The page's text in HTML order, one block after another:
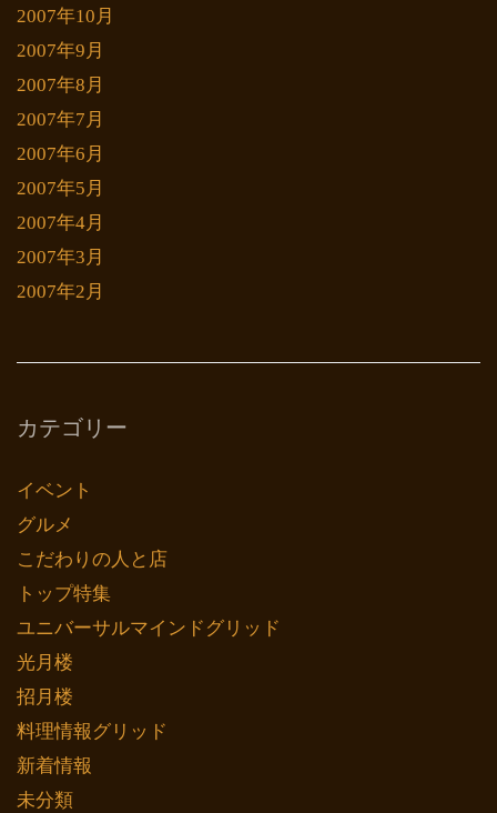
2007年10月
2007年9月
2007年8月
2007年7月
2007年6月
2007年5月
2007年4月
2007年3月
2007年2月
カテゴリー
イベント
グルメ
こだわりの人と店
トップ特集
ユニバーサルマインドグリッド
光月楼
招月楼
料理情報グリッド
新着情報
未分類